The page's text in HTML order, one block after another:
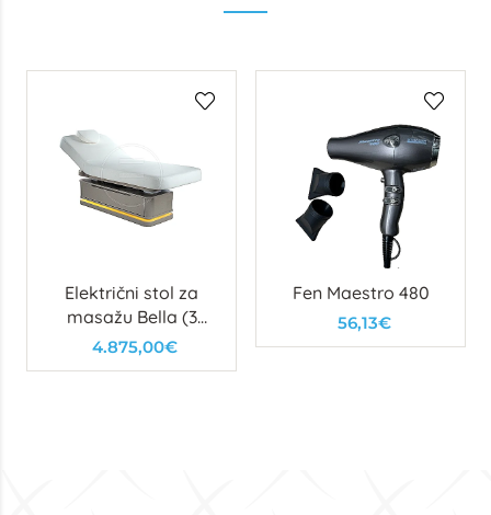
Električni stol za
masažu Bella (3
motora)
4.875,00€
Fen Maestro 480
56,13€